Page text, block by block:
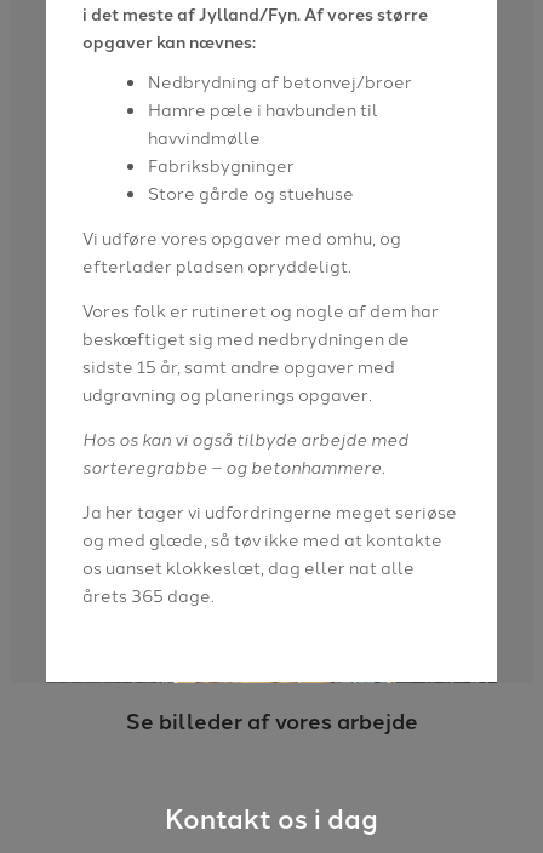
i det meste af Jylland/Fyn. Af vores større
opgaver kan nævnes:
Nedbrydning af betonvej/broer
Hamre pæle i havbunden til
havvindmølle
Fabriksbygninger
Store gårde og stuehuse
Vi udføre vores opgaver med omhu, og
efterlader pladsen opryddeligt.
Vores folk er rutineret og nogle af dem har
beskæftiget sig med nedbrydningen de
sidste 15 år, samt andre opgaver med
udgravning og planerings opgaver.
Hos os kan vi også tilbyde arbejde med
sorteregrabbe – og betonhammere.
Ja her tager vi udfordringerne meget seriøse
og med glæde, så tøv ikke med at kontakte
os uanset klokkeslæt, dag eller nat alle
årets 365 dage.
Se billeder af vores arbejde
Kontakt os i dag